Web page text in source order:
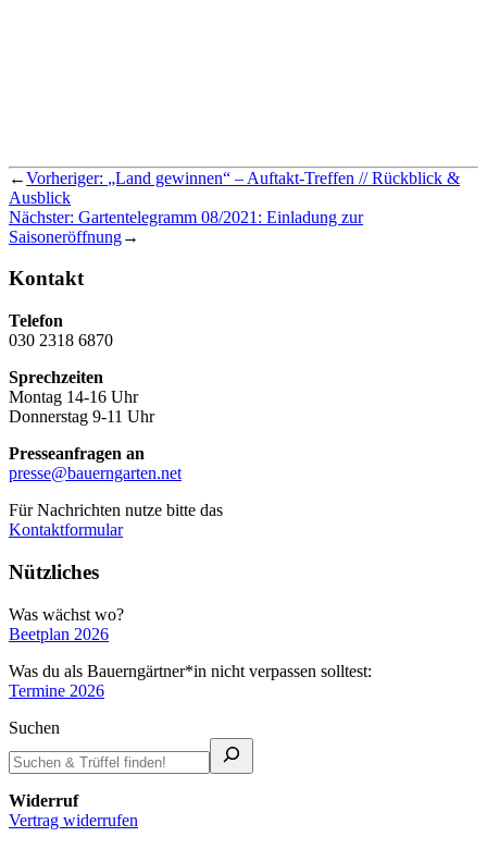
←Vorheriger: „Land gewinnen“ – Auftakt-Treffen // Rückblick &
Ausblick
Nächster: Gartentelegramm 08/2021: Einladung zur
Saisoneröffnung→
Kontakt
Telefon
030 2318 6870
Sprechzeiten
Montag 14-16 Uhr
Donnerstag 9-11 Uhr
Presseanfragen an
presse@bauerngarten.net
Für Nachrichten nutze bitte das
Kontaktformular
Nützliches
Was wächst wo?
Beetplan 2026
Was du als Bauerngärtner*in nicht verpassen solltest:
Termine 2026
Suchen
Widerruf
Vertrag widerrufen